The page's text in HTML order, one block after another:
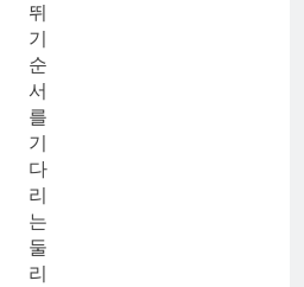
뛰
기
순
서
를
기
다
리
는
둘
리